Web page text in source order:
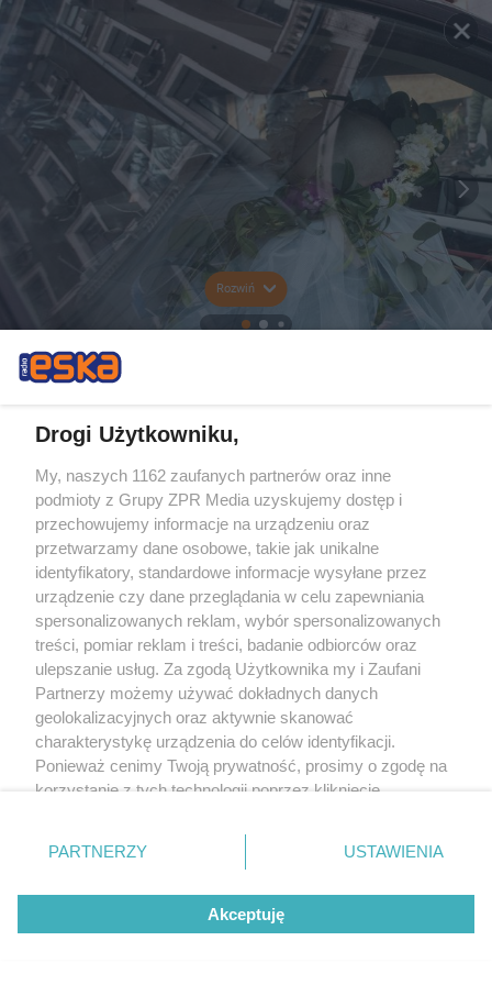
Rozwiń
Drogi Użytkowniku,
My, naszych 1162 zaufanych partnerów oraz inne
podmioty z Grupy ZPR Media uzyskujemy dostęp i
przechowujemy informacje na urządzeniu oraz
przetwarzamy dane osobowe, takie jak unikalne
identyfikatory, standardowe informacje wysyłane przez
urządzenie czy dane przeglądania w celu zapewniania
spersonalizowanych reklam, wybór spersonalizowanych
treści, pomiar reklam i treści, badanie odbiorców oraz
ulepszanie usług. Za zgodą Użytkownika my i Zaufani
Partnerzy możemy używać dokładnych danych
geolokalizacyjnych oraz aktywnie skanować
charakterystykę urządzenia do celów identyfikacji.
Ponieważ cenimy Twoją prywatność, prosimy o zgodę na
korzystanie z tych technologii poprzez kliknięcie
zmienić/wycofać klikając przycisk ustawień prywatności
znajdujący się w lewym dolnym rogu strony
rodzaje przetwarzania danych nie wymagają zgody
użytkownika, ale masz prawo sprzeciwić się takiemu
przetwarzaniu. Preferencje będą miały zastosowanie tylko
PARTNERZY USTAWIENIA
Akceptuję